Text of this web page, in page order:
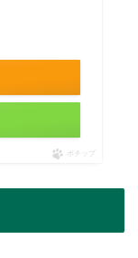
ポチップ